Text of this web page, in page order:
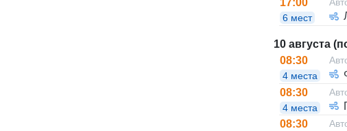
17:00
6 мест
10 августа
08:30
4 места
08:30
4 места
08:30